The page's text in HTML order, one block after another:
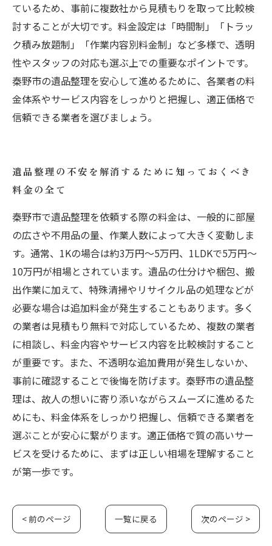
ているため、事前に複数社から見積もりを取って比較検
討することが大切です。料金設定は「時間制」「トラッ
ク積み放題制」「作業内容別料金制」など多様で、透明
性やスタッフの対応も選ぶ上での重要なポイントです。
秦野市の遺品整理を安心して進めるために、各業者の料
金体系やサービス内容をしっかりと把握し、適正価格で
信頼できる業者を選びましょう。
遺品整理の不安を解消するために知っておくべき
料金の全て
秦野市で遺品整理を依頼する際の料金は、一般的に部屋
の広さや不用品の量、作業人数によって大きく変動しま
す。通常、1Kの場合は約3万円〜5万円、1LDKで5万円〜
10万円が相場とされています。遺品の仕分けや梱包、搬
出作業に加えて、特殊清掃やリサイクル品の処理などが
必要な場合は追加料金が発生することもあります。多く
の業者は見積もり無料で対応しているため、複数の業者
に相談し、料金内容やサービス内容を比較検討すること
が重要です。また、不透明な追加費用が発生しないか、
事前に確認することで後悔を防げます。秦野市の遺品整
理は、故人の想いに寄り添いながらスムーズに進めるた
めにも、料金体系をしっかり把握し、信頼できる業者を
選ぶことが安心に繋がります。適正価格で質の高いサー
ビスを受けるために、まずは正しい相場を理解すること
が第一歩です。
< 前のページ 一覧に戻る 次のページ >